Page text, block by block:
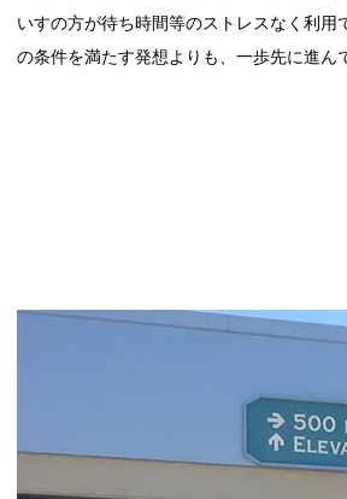
いすの方が待ち時間等のストレスなく利
の条件を満たす発想よりも、一歩先に進ん